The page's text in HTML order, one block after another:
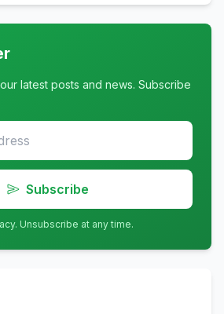
latest posts and news. Subscribe
Subscribe
Unsubscribe at any time.